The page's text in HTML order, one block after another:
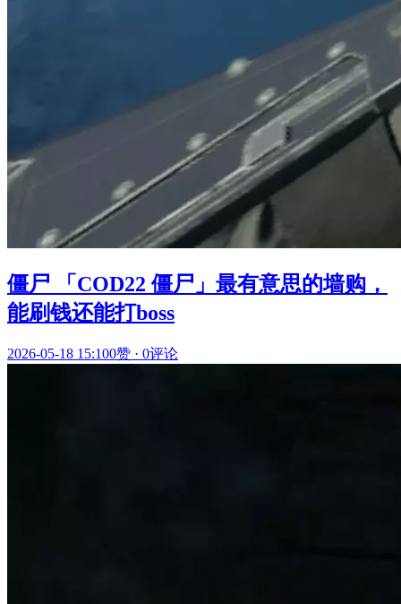
僵尸 「COD22 僵尸」最有意思的墙购，
能刷钱还能打boss
2026-05-18 15:100赞 · 0评论